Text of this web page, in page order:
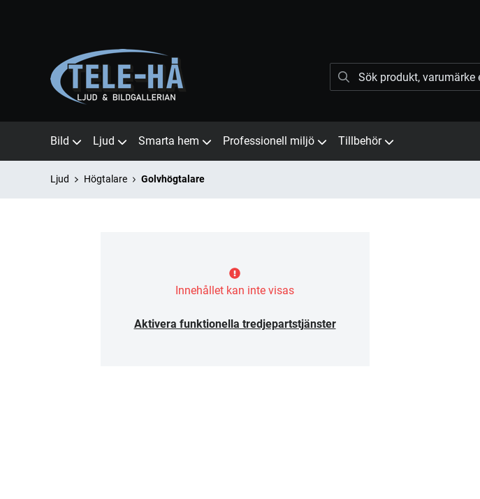
Bild Ljud Smarta hem Professionell miljö Tillbehör
Ljud Högtalare Golvhögtalare
Innehållet kan inte visas
Aktivera funktionella tredjepartstjänster